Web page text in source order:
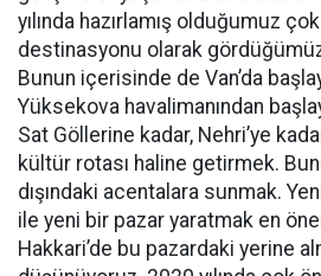
yılında hazırlamış olduğumuz
destinasyonu olarak
Bunun içerisinde de Van’da
Yüksekova havalimanından
Sat Göllerine kadar, Nehri’ye
kültür rotası haline getirmek.
dışındaki acentalara sunmak.
ile yeni bir pazar yaratmak en
Hakkari’de bu pazardaki yerine